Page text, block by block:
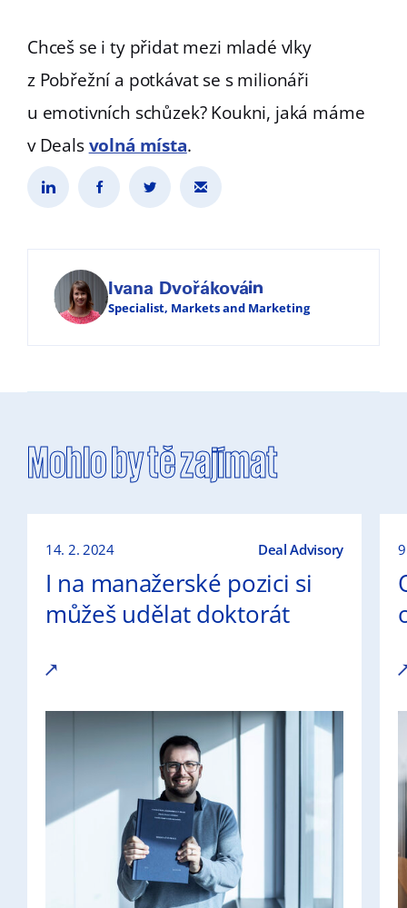
Chceš se i ty přidat mezi mladé vlky
z Pobřežní a potkávat se s milionáři
u emotivních schůzek? Koukni, jaká máme
v Dealsvolná místa.
Ivana Dvořáková
Specialist, Markets and Marketing
Mohlo by tě zajímat
14. 2. 2024 Deal Advisory
I na manažerské pozici si
můžeš udělat doktorát